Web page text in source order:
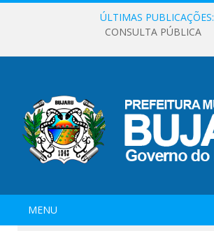
ÚLTIMAS PUBLICAÇÕES:
CONSULTA PÚBLICA
MENU